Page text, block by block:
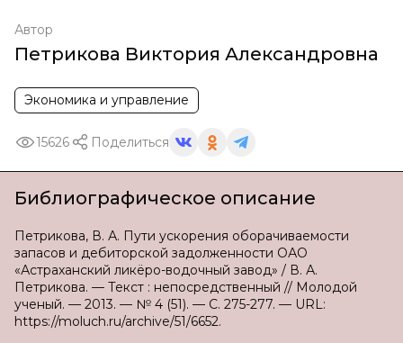
Автор
Петрикова Виктория Александровна
Экономика и управление
15626 Поделиться
Библиографическое описание
Петрикова, В. А. Пути ускорения оборачиваемости
запасов и дебиторской задолженности ОАО
«Астраханский ликёро-водочный завод» / В. А.
Петрикова. — Текст : непосредственный // Молодой
ученый. — 2013. — № 4 (51). — С. 275-277. — URL:
https://moluch.ru/archive/51/6652.